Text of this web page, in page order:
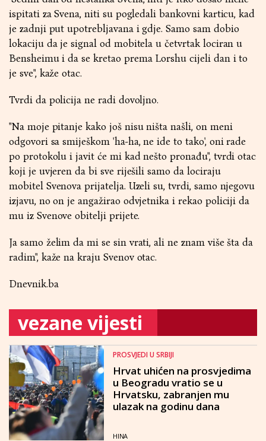
ispitati za Svena, niti su pogledali bankovni karticu, kad
je zadnji put upotrebljavana i gdje. Samo sam dobio
lokaciju da je signal od mobitela u četvrtak lociran u
Bensheimu i da se kretao prema Lorshu cijeli dan i to
je sve", kaže otac.
Tvrdi da policija ne radi dovoljno.
"Na moje pitanje kako još nisu ništa našli, on meni
odgovori sa smiješkom 'ha-ha, ne ide to tako', oni rade
po protokolu i javit će mi kad nešto pronađu", tvrdi otac
koji je uvjeren da bi sve riješili samo da lociraju
mobitel Svenova prijatelja. Uzeli su, tvrdi, samo njegovu
izjavu, no on je angažirao odvjetnika i rekao policiji da
mu iz Svenove obitelji prijete.
Ja samo želim da mi se sin vrati, ali ne znam više šta da
radim", kaže na kraju Svenov otac.
Dnevnik.ba
vezane vijesti
PROSVJEDI U SRBIJI
Hrvat uhićen na prosvjedima
u Beogradu vratio se u
Hrvatsku, zabranjen mu
ulazak na godinu dana
HINA